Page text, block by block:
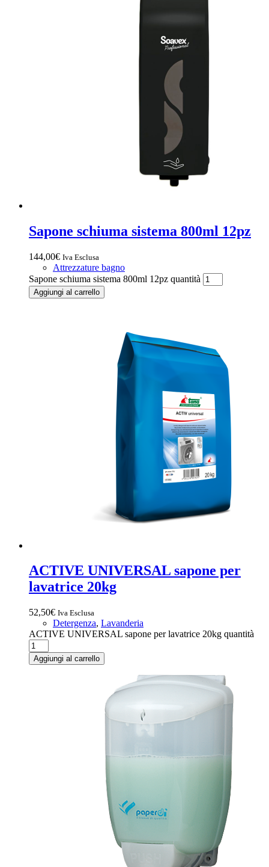
Sapone schiuma sistema 800ml 12pz
144,00€ Iva Esclusa
Attrezzature bagno
Sapone schiuma sistema 800ml 12pz quantità
Aggiungi al carrello
ACTIVE UNIVERSAL sapone per
lavatrice 20kg
52,50€ Iva Esclusa
Detergenza, Lavanderia
ACTIVE UNIVERSAL sapone per lavatrice 20kg quantità
Aggiungi al carrello